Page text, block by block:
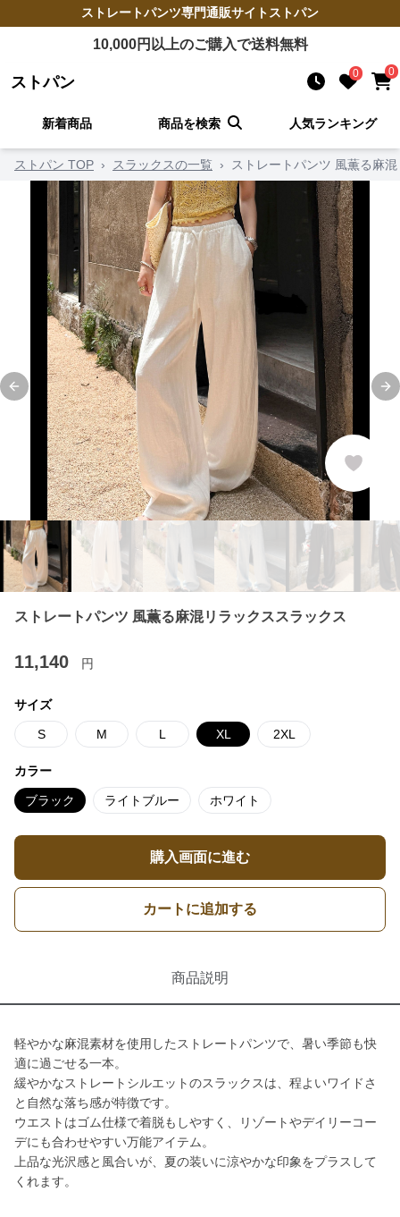
ストレートパンツ専門通販サイト ストパン
10,000円以上のご購入で送料無料
ストパン 0 0
新着商品 商品を検索 人気ランキング
ストパン TOP › スラックスの一覧 › ストレートパンツ 風薫る麻
Previous slide
ストレートパンツ 風薫る麻混リラックススラックス
11,140 円
サイズ
S M L XL 2XL
カラー
ブラック ライトブルー ホワイト
購入画面に進む
カートに追加する
商品説明
軽やかな麻混素材を使用したストレートパンツで、暑い季節も快
適に過ごせる一本。
緩やかなストレートシルエットのスラックスは、程よいワイドさ
と自然な落ち感が特徴です。
ウエストはゴム仕様で着脱もしやすく、リゾートやデイリーコー
デにも合わせやすい万能アイテム。
上品な光沢感と風合いが、夏の装いに涼やかな印象をプラスして
くれます。